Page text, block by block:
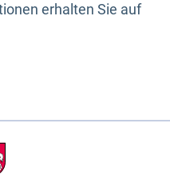
erhalten Sie auf